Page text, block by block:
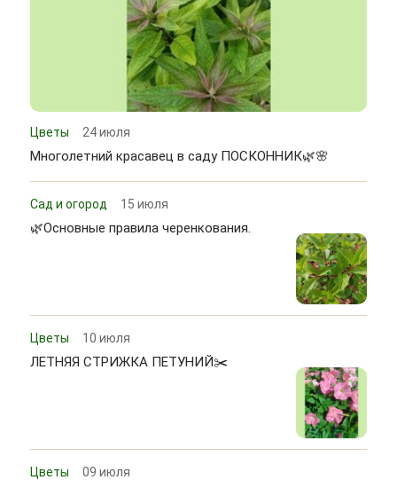
Цветы 24 июля
Многолетний красавец в саду ПОСКОННИК🌿🌸
Сад и огород 15 июля
🌿Основные правила черенкования.
Цветы 10 июля
ЛЕТНЯЯ СТРИЖКА ПЕТУНИЙ✂️
Цветы 09 июля